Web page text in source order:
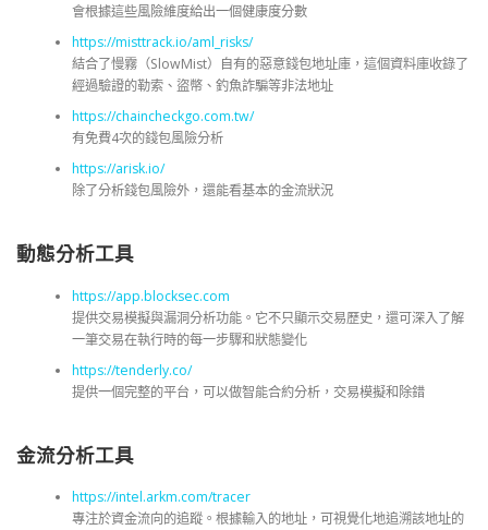
會根據這些風險維度給出一個健康度分數
https://misttrack.io/aml_risks/
結合了慢霧（SlowMist）自有的惡意錢包地址庫，這個資料庫收錄了
經過驗證的勒索、盜幣、釣魚詐騙等非法地址
https://chaincheckgo.com.tw/
有免費4次的錢包風險分析
https://arisk.io/
除了分析錢包風險外，還能看基本的金流狀況
動態分析工具
https://app.blocksec.com
提供交易模擬與漏洞分析功能。它不只顯示交易歷史，還可深入了解
一筆交易在執行時的每一步驟和狀態變化
https://tenderly.co/
提供一個完整的平台，可以做智能合約分析，交易模擬和除錯
金流分析工具
https://intel.arkm.com/tracer
專注於資金流向的追蹤。根據輸入的地址，可視覺化地追溯該地址的